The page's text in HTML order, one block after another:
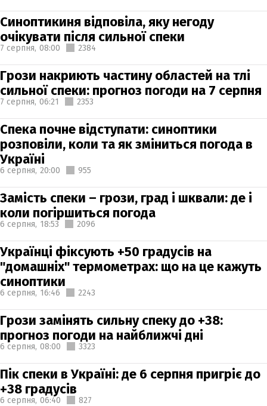
Синоптикиня відповіла, яку негоду
очікувати після сильної спеки
7 серпня, 08:00 2384
Грози накриють частину областей на тлі
сильної спеки: прогноз погоди на 7 серпня
7 серпня, 06:21 2353
Спека почне відступати: синоптики
розповіли, коли та як зміниться погода в
Україні
6 серпня, 20:00 955
Замість спеки – грози, град і шквали: де і
коли погіршиться погода
6 серпня, 18:53 2096
Українці фіксують +50 градусів на
"домашніх" термометрах: що на це кажуть
синоптики
6 серпня, 16:46 2243
Грози замінять сильну спеку до +38:
прогноз погоди на найближчі дні
6 серпня, 08:00 3323
Пік спеки в Україні: де 6 серпня пригріє до
+38 градусів
6 серпня, 06:40 827